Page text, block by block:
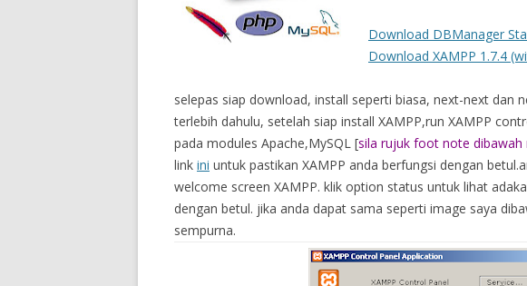
Download DBManager
Download XAMPP 1.7.4
selepas siap download, install seperti biasa, next-next dan
terlebih dahulu, setelah siap install XAMPP,run XAMPP
pada modules Apache,MySQL [sila rujuk foot note dibawah
link ini untuk pastikan XAMPP anda berfungsi dengan
welcome screen XAMPP. klik option status untuk lihat
dengan betul. jika anda dapat sama seperti image saya
sempurna.